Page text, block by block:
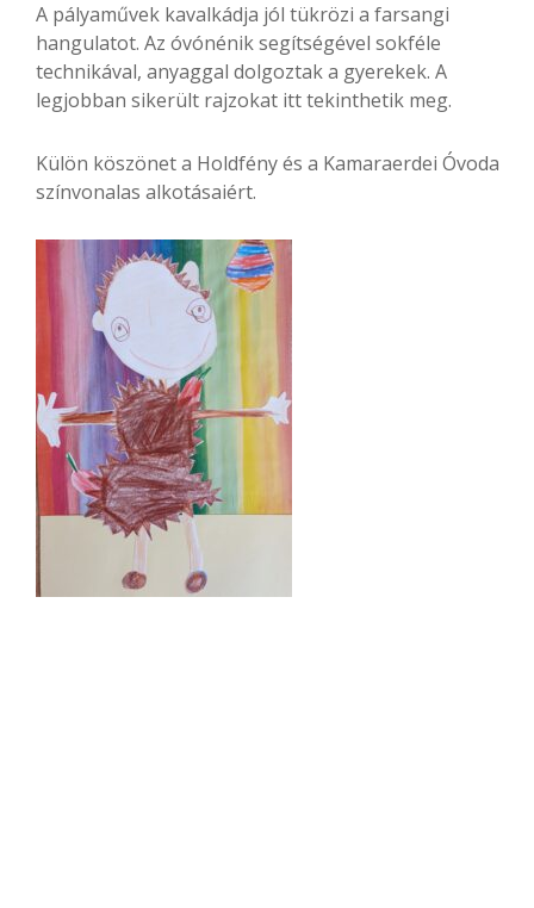
A pályaművek kavalkádja jól tükrözi a farsangi
hangulatot. Az óvónénik segítségével sokféle
technikával, anyaggal dolgoztak a gyerekek. A
legjobban sikerült rajzokat itt tekinthetik meg.
Külön köszönet a Holdfény és a Kamaraerdei Óvoda
színvonalas alkotásaiért.